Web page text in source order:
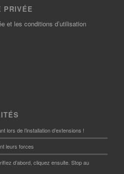
PRIVÉE
et les conditions d’utilisation
lors de l’installation d’extensions !
leurs forces
d’abord, cliquez ensuite. Stop au